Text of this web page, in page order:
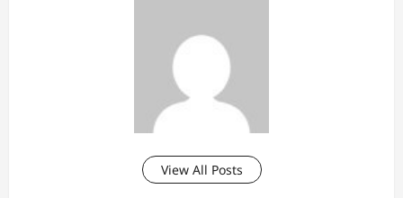
View All Posts